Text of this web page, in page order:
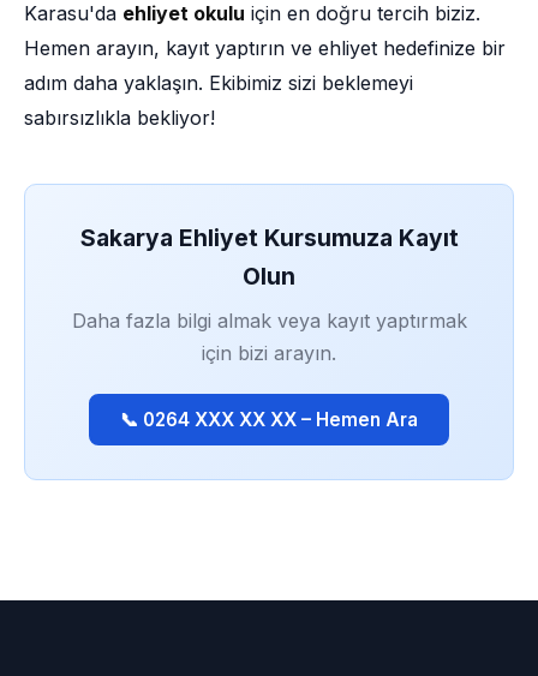
Karasu'da ehliyet okulu için en doğru tercih biziz.
Hemen arayın, kayıt yaptırın ve ehliyet hedefinize bir
adım daha yaklaşın. Ekibimiz sizi beklemeyi
sabırsızlıkla bekliyor!
Sakarya Ehliyet Kursumuza Kayıt
Olun
Daha fazla bilgi almak veya kayıt yaptırmak
için bizi arayın.
📞 0264 XXX XX XX – Hemen Ara